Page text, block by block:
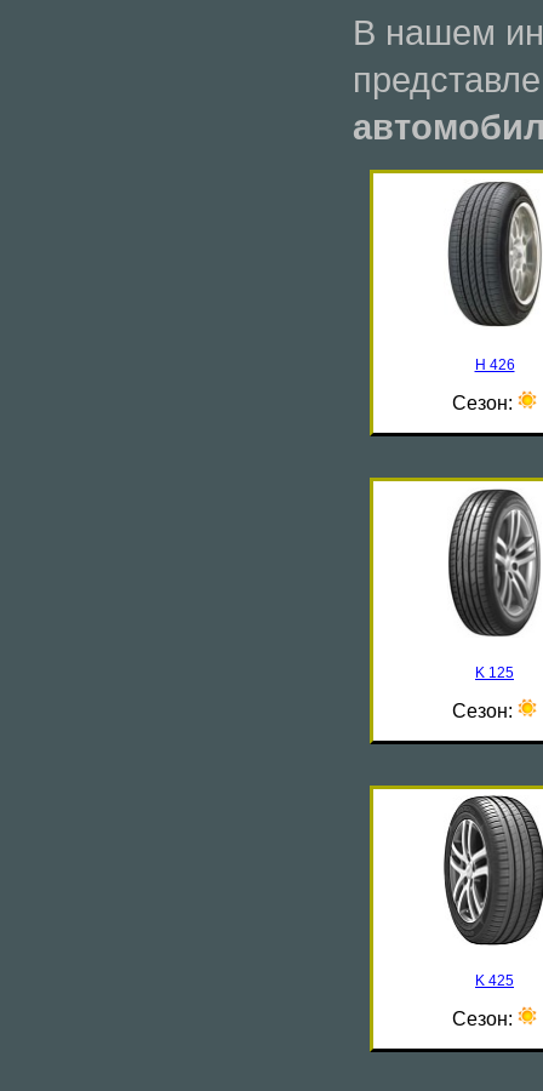
В нашем
H 426
Сезон:
K 125
Сезон:
K 425
Сезон: